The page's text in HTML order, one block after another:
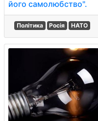
його самолюбство".
Політика Росія НАТО